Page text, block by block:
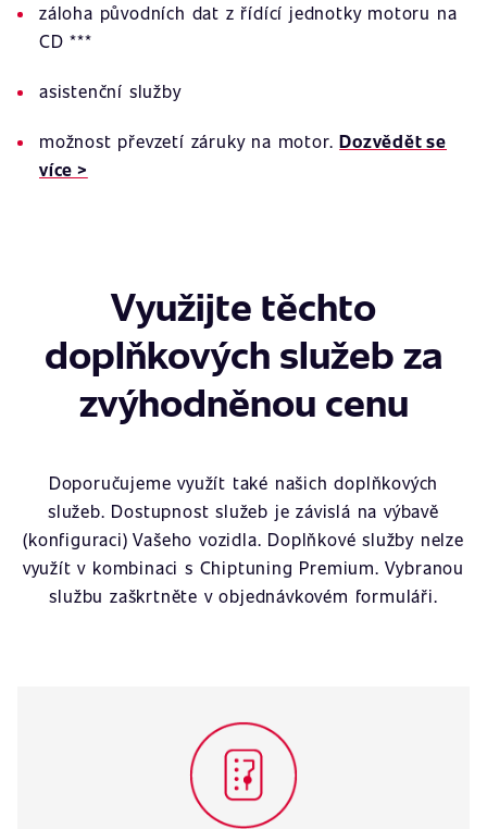
záloha původních dat z řídící jednotky motoru na
CD ***
asistenční služby
možnost převzetí záruky na motor.Dozvědět se
více >
Využijte těchto
doplňkových služeb za
zvýhodněnou cenu
Doporučujeme využít také našich doplňkových
služeb. Dostupnost služeb je závislá na výbavě
(konfiguraci) Vašeho vozidla. Doplňkové služby nelze
využít v kombinaci s Chiptuning Premium. Vybranou
službu zaškrtněte v objednávkovém formuláři.